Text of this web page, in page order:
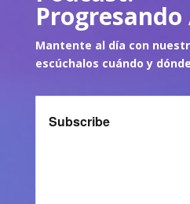
Progresando
Mantente al día con
escúchalos cuándo y